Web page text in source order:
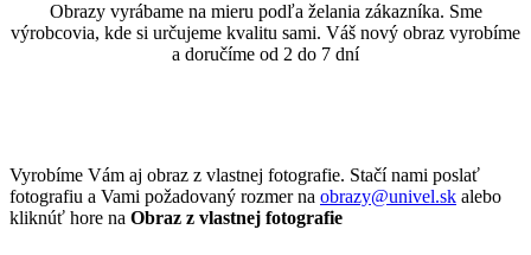
Obrazy vyrábame na mieru podľa želania zákazníka. Sme
výrobcovia, kde si určujeme kvalitu sami. Váš nový obraz vyrobíme
a doručíme od 2 do 7 dní
Vyrobíme Vám aj obraz z vlastnej fotografie. Stačí nami poslať
fotografiu a Vami požadovaný rozmer na obrazy@univel.sk alebo
kliknúť hore na Obraz z vlastnej fotografie